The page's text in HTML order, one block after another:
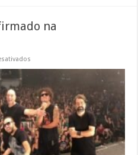
na
na
EXFANA/2022